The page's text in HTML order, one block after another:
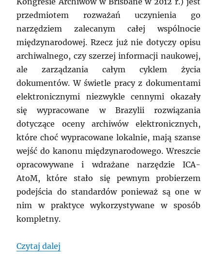
przedmiotem rozważań uczynienia go
narzędziem zalecanym całej wspólnocie
międzynarodowej. Rzecz już nie dotyczy opisu
archiwalnego, czy szerzej informacji naukowej,
ale zarządzania całym cyklem życia
dokumentów. W świetle pracy z dokumentami
elektronicznymi niezwykle cennymi okazały
się wypracowane w Brazylii rozwiązania
dotyczące oceny archiwów elektronicznych,
które choć wypracowane lokalnie, mają szanse
wejść do kanonu międzynarodowego. Wreszcie
opracowywane i wdrażane narzędzie ICA-
AtoM, które stało się pewnym probierzem
podejścia do standardów ponieważ są one w
nim w praktyce wykorzystywane w sposób
kompletny.
Czytaj dalej